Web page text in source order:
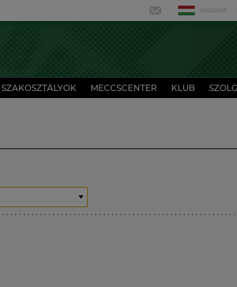
MAGYAR
SZAKOSZTÁLYOK MECCSCENTER KLUB